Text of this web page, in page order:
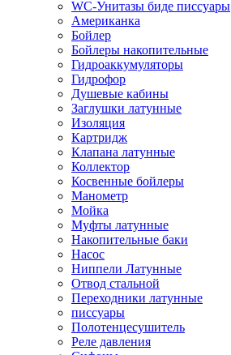
WC-Унитазы биде писсуары
Американка
Бойлер
Бойлеры накопительные
Гидроаккумуляторы
Гидрофор
Душевые кабины
Заглушки латунные
Изоляция
Картридж
Клапана латунные
Коллектор
Косвенные бойлеры
Манометр
Мойка
Муфты латунные
Накопительные баки
Насос
Ниппели Латунные
Отвод стальной
Переходники латунные
писсуары
Полотенцесушитель
Реле давления